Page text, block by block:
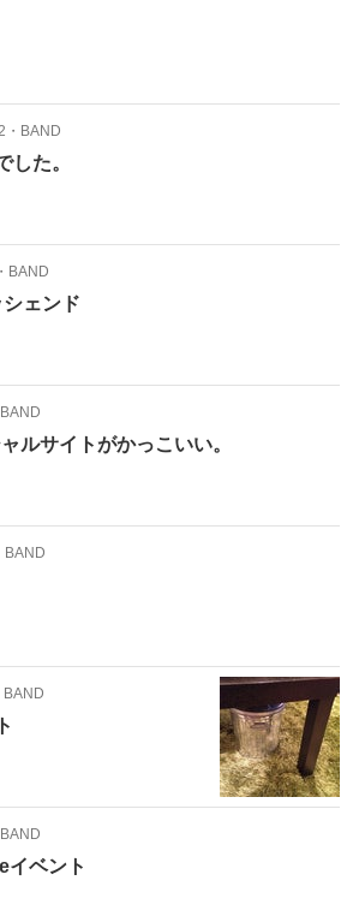
・ BAND
した。
・ BAND
ェンド
BAND
ルサイトがかっこいい。
BAND
BAND
BAND
イベント